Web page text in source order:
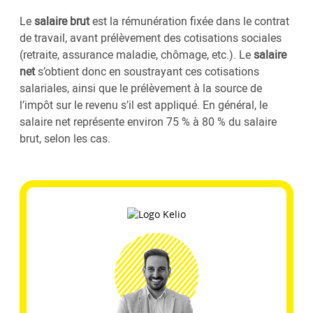
Le salaire brutest la rémunération fixée dans le contrat
de travail, avant prélèvement des cotisations sociales
(retraite, assurance maladie, chômage, etc.). Le salaire
nets’obtient donc en soustrayant ces cotisations
salariales, ainsi que le prélèvement à la source de
l’impôt sur le revenu s’il est appliqué. En général, le
salaire net représente environ 75 % à 80 % du salaire
brut, selon les cas.